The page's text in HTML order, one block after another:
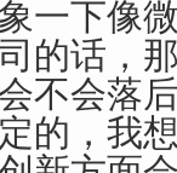
一下像
的话，
不会落
的，我